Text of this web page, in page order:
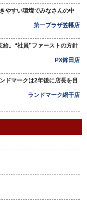
やすい環境でみなさんの中
第一プラザ笠幡店
。“社員”ファーストの方針
PX鉾田店
ドマークは2年後に店長を目
ランドマーク網干店